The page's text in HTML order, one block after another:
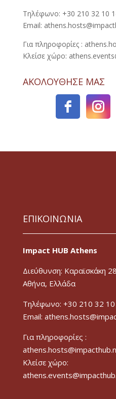
Τηλέφωνο: +30 210 32 10
Email:
Για πληροφορίες :
Κλείσε χώρο:
ΑΚΟΛΟΥΘΗΣΕ ΜΑΣ
ΕΠΙΚΟΙΝΩΝΙΑ
Impact HUB Athens
Διεύθυνση: Καραϊσκάκη
Αθήνα, Ελλάδα
Τηλέφωνο: +30 210 32
Email:
Για πληροφορίες :
Κλείσε χώρο: